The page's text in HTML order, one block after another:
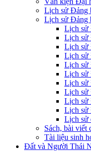
Lịch sử Đảng
Lịch sử Đảng
Lịch sử
Lịch sử
Lịch sử
Lịch sử
Lịch sử
Lịch sử
Lịch sử
Lịch sử
Lịch sử
Lịch sử
Lịch sử
Sách, bài viết
Tài liệu sinh
Đất và Người Thái